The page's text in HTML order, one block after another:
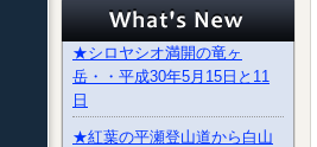
★シロヤシオ満開の竜ヶ
岳・・平成30年5月15日と11
日
★紅葉の平瀬登山道から白山